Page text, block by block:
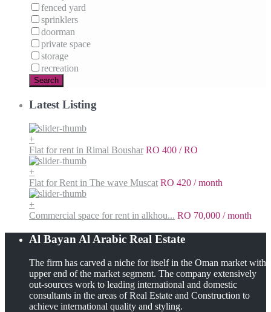
fenced yard
sprinklers
doorman
private space
storage
recreation
Search
Latest Listing
+
Flat for rent in Rimal Boushar RO 400 / RO
+
Flat for Rent in The wave Muscat RO 420 / month
+
Commercial space for rent in alkhou... RO 70,000 / month
Al Bayan Al Arabic Real Estate
The firm has carved a niche for itself in the Oman market with
upper end of the market segment. The company extensively
out-sources work to leading international and domestic
consultants in the areas of Real Estate and Construction to
achieve international quality and styling.